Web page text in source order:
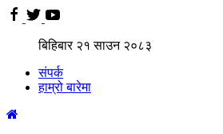
बिहिबार २१साउन २०८३
संपर्क
हाम्रो बारेमा